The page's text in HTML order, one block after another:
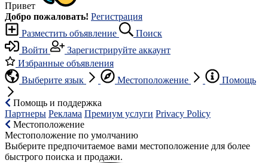
Привет
Добро пожаловать! Регистрация
Разместить объявление
Поиск
Войти
Зарегистрируйте аккаунт
Избранные объявления
Выберите язык
Местоположение Помощь
Помощь и поддержка
Партнеры Реклама Премиум услуги Privacy Policy
Местоположение
Местоположение по умолчанию
Выберите предпочитаемое вами местоположение для более
быстрого поиска и продажи.